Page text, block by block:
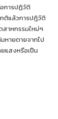
การปฏิวัติ
ติแล้วการปฎิวัติ
สาหกรรมใหม่ๆ
หายตายจากไป
แสงหรือเป็น